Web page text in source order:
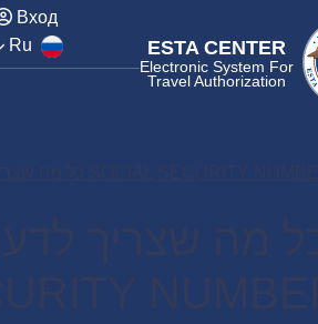
Вход
Ru
ESTA CENTER
Electronic System For
Travel Authorization